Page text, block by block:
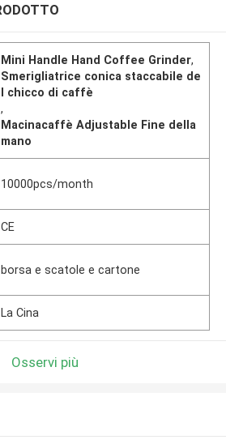
Mini Handle Hand Coffee Grinder,
Smerigliatrice conica staccabile de
l chicco di caffè
,
Macinacaffè Adjustable Fine della
mano
10000pcs/month
CE
borsa e scatole e cartone
La Cina
Osservi più